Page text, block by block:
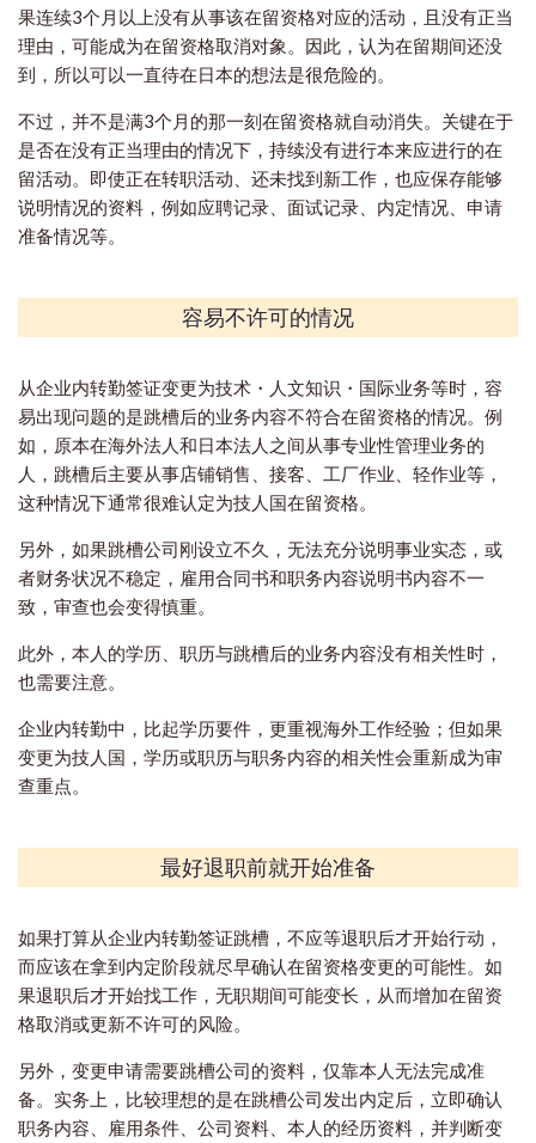
果连续3个月以上没有从事该在留资格对应的活动，且没有正当
理由，可能成为在留资格取消对象。因此，认为在留期间还没
到，所以可以一直待在日本的想法是很危险的。
不过，并不是满3个月的那一刻在留资格就自动消失。关键在于
是否在没有正当理由的情况下，持续没有进行本来应进行的在
留活动。即使正在转职活动、还未找到新工作，也应保存能够
说明情况的资料，例如应聘记录、面试记录、内定情况、申请
准备情况等。
容易不许可的情况
从企业内转勤签证变更为技术・人文知识・国际业务等时，容
易出现问题的是跳槽后的业务内容不符合在留资格的情况。例
如，原本在海外法人和日本法人之间从事专业性管理业务的
人，跳槽后主要从事店铺销售、接客、工厂作业、轻作业等，
这种情况下通常很难认定为技人国在留资格。
另外，如果跳槽公司刚设立不久，无法充分说明事业实态，或
者财务状况不稳定，雇用合同书和职务内容说明书内容不一
致，审查也会变得慎重。
此外，本人的学历、职历与跳槽后的业务内容没有相关性时，
也需要注意。
企业内转勤中，比起学历要件，更重视海外工作经验；但如果
变更为技人国，学历或职历与职务内容的相关性会重新成为审
查重点。
最好退职前就开始准备
如果打算从企业内转勤签证跳槽，不应等退职后才开始行动，
而应该在拿到内定阶段就尽早确认在留资格变更的可能性。如
果退职后才开始找工作，无职期间可能变长，从而增加在留资
格取消或更新不许可的风险。
另外，变更申请需要跳槽公司的资料，仅靠本人无法完成准
备。实务上，比较理想的是在跳槽公司发出内定后，立即确认
职务内容、雇用条件、公司资料、本人的经历资料，并判断变